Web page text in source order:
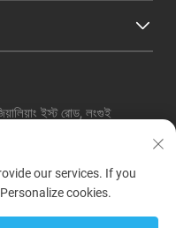
ইস্ট রোড, লংগুই
our services. If you
cookies.